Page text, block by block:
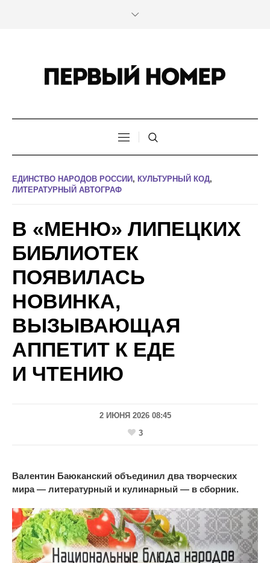
ЕДИНСТВО НАРОДОВ РОССИИ , КУЛЬТУРНЫЙ КОД,
ЛИТЕРАТУРНЫЙ АВТОГРАФ
В «МЕНЮ» ЛИПЕЦКИХ
БИБЛИОТЕК
ПОЯВИЛАСЬ
НОВИНКА,
ВЫЗЫВАЮЩАЯ
АППЕТИТ К ЕДЕ
И ЧТЕНИЮ
2 ИЮНЯ 2026 08:45
3
Валентин Баюканский объединил два творческих
мира — литературный и кулинарный — в сборник.